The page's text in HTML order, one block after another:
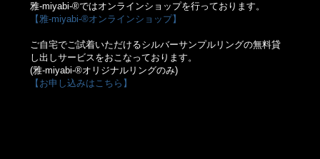
雅-miyabi-®ではオンラインショップを行っております。
【雅-miyabi-®オンラインショップ】
ご自宅でご試着いただけるシルバーサンプルリングの無料貸
し出しサービスをおこなっております。
(雅-miyabi-®オリジナルリングのみ)
【お申し込みはこちら】